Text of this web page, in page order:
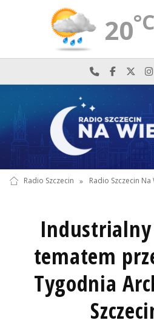
20°C
Najlepiej po
Radio Szczecin » Radio Szczecin
Industrialny
tematem
Tygodnia